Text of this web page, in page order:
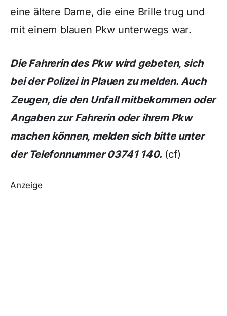
eine ältere Dame, die eine Brille trug und
mit einem blauen Pkw unterwegs war.
Die Fahrerin des Pkw wird gebeten, sich
bei der Polizei in Plauen zu melden. Auch
Zeugen, die den Unfall mitbekommen oder
Angaben zur Fahrerin oder ihrem Pkw
machen können, melden sich bitte unter
der Telefonnummer 03741 140. (cf)
Anzeige